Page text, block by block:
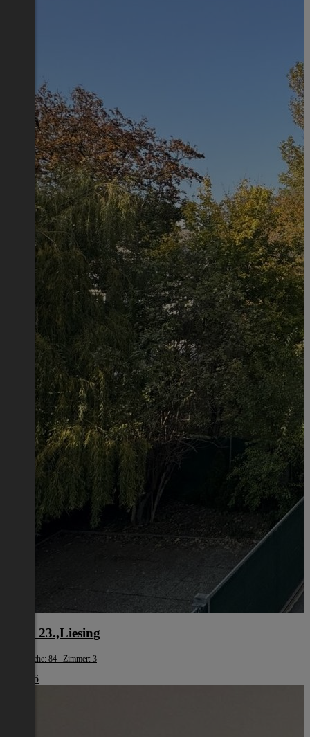
Wien 23.,Liesing
Wohnfläche: 84 Zimmer: 3
€ 1.416